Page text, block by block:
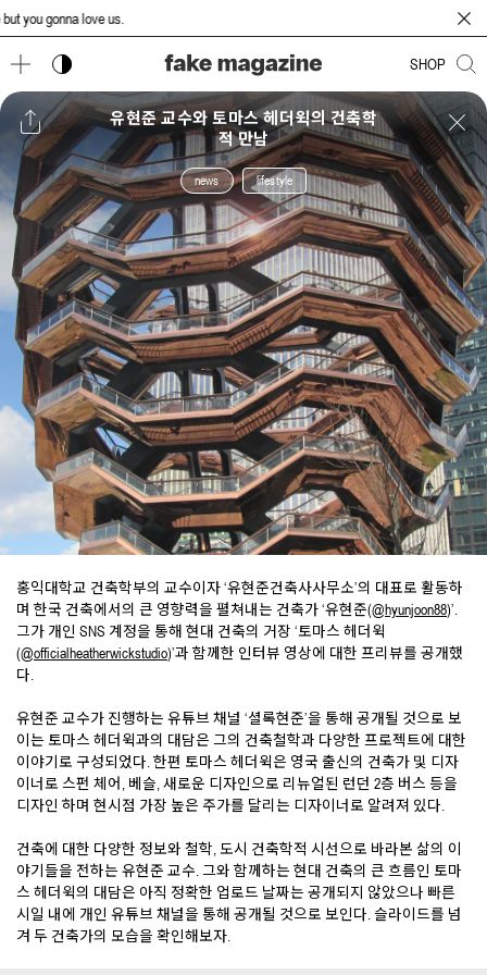
gonna love us.
다크 모드 토글 SHOP
유현준 교수와 토마스 헤더윅의 건축학
적 만남
news lifestyle
홍익대학교 건축학부의 교수이자 ‘유현준건축사사무소’의 대표로 활동하
며 한국 건축에서의 큰 영향력을 펼쳐내는 건축가 ‘유현준(@hyunjoon88)’.
그가 개인 SNS 계정을 통해 현대 건축의 거장 ‘토마스 헤더윅
(@officialheatherwickstudio)’과 함께한 인터뷰 영상에 대한 프리뷰를 공개했
다.
유현준 교수가 진행하는 유튜브 채널 ‘셜록현준’을 통해 공개될 것으로 보
이는 토마스 헤더윅과의 대담은 그의 건축철학과 다양한 프로젝트에 대한
이야기로 구성되었다. 한편 토마스 헤더윅은 영국 출신의 건축가 및 디자
이너로 스펀 체어, 베슬, 새로운 디자인으로 리뉴얼된 런던 2층 버스 등을
디자인 하며 현시점 가장 높은 주가를 달리는 디자이너로 알려져 있다.
건축에 대한 다양한 정보와 철학, 도시 건축학적 시선으로 바라본 삶의 이
야기들을 전하는 유현준 교수. 그와 함께하는 현대 건축의 큰 흐름인 토마
스 헤더윅의 대담은 아직 정확한 업로드 날짜는 공개되지 않았으나 빠른
시일 내에 개인 유튜브 채널을 통해 공개될 것으로 보인다. 슬라이드를 넘
겨 두 건축가의 모습을 확인해보자.